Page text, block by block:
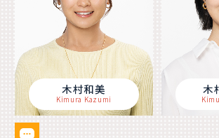
木村和美
Kimura Kazumi
木